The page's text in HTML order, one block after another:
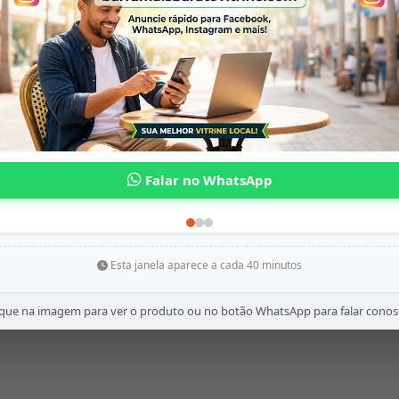
Esta janela aparece a cada 40 minutos
na imagem para ver o produto ou no botão WhatsApp para falar